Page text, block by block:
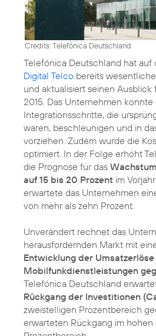
Credits: Telefónica Deutschland
Telefónica Deutschland hat auf
Digital Telco bereits
und aktualisiert seinen Ausblick
2015. Das Unternehmen konnte
Integrationsschritte, die
waren, beschleunigen und in
vorziehen. Zudem wurde die
optimiert. In der Folge erhöht
die Prognose für das
auf 15 bis 20 Prozent im
erwartete das Unternehmen
von mehr als zehn Prozent.
Unverändert rechnet das
herausfordernden Markt mit
Entwicklung der Umsatzerlöse
Mobilfunkdienstleistungen
Telefónica Deutschland
Rückgang der Investitionen
zweistelligen Prozentbereich
erwarteten Rückgang im hohen